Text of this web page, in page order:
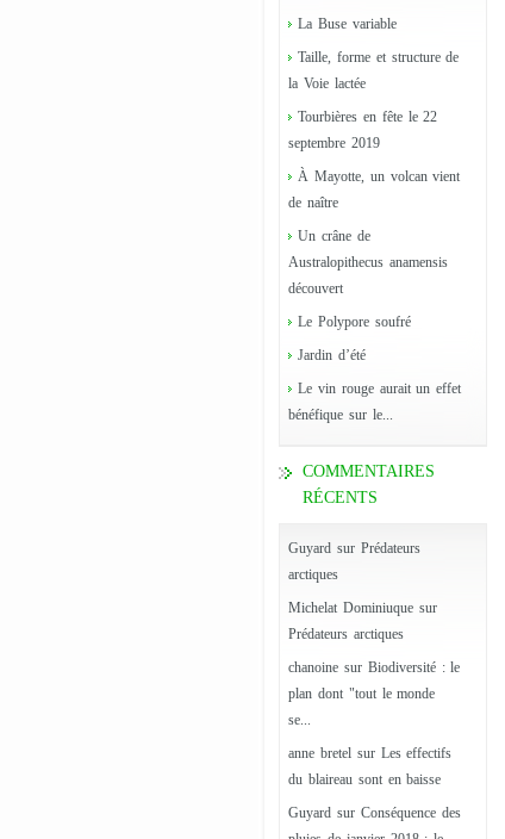
La Buse variable
Taille, forme et structure de
la Voie lactée
Tourbières en fête le 22
septembre 2019
À Mayotte, un volcan vient
de naître
Un crâne de
Australopithecus anamensis
découvert
Le Polypore soufré
Jardin d’été
Le vin rouge aurait un effet
bénéfique sur le...
COMMENTAIRES
RÉCENTS
Guyard sur Prédateurs
arctiques
Michelat Dominiuquesur
Prédateurs arctiques
chanoine sur Biodiversité : le
plan dont "tout le monde
se...
anne bretelsur Les effectifs
du blaireau sont en baisse
Guyard sur Conséquence des